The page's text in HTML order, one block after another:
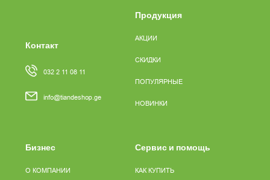
Контакт
032 2 11 08 11
info@tiandeshop.ge
Продукция
АКЦИИ
СКИДКИ
ПОПУЛЯРНЫЕ
НОВИНКИ
Бизнес
О КОМПАНИИ
Сервис и помощь
КАК КУПИТЬ